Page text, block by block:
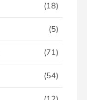
(18)
(5)
(71)
(54)